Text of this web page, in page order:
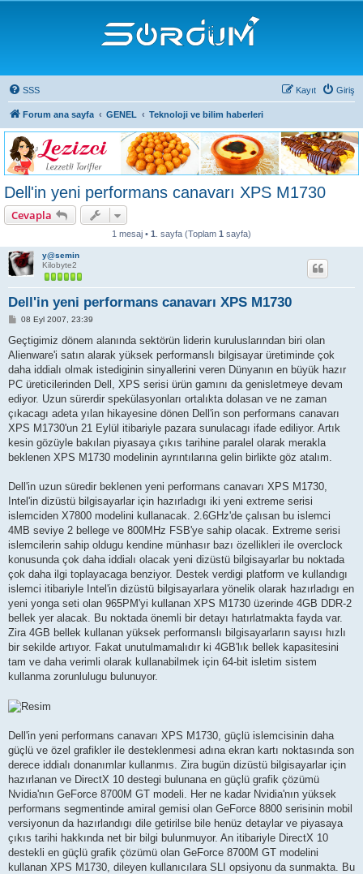
SSS Giriş
Kayıt
Forum ana sayfa GENEL Teknoloji ve bilim haberleri
Dell'in yeni performans canavarı XPS M1730
Cevapla
1 mesaj • 1 . sayfa (Toplam 1 sayfa)
y@semin
Kilobyte2
Dell'in yeni performans canavarı XPS M1730
M
s
j
08 Eyl 2007, 23:39
Geçtigimiz dönem alanında sektörün liderin kuruluslarından biri olan
Alienware'i satın alarak yüksek performanslı bilgisayar üretiminde çok
daha iddialı olmak istediginin sinyallerini veren Dünyanın en büyük hazır
PC üreticilerinden Dell, XPS serisi ürün gamını da genisletmeye devam
ediyor. Uzun sürerdir spekülasyonları ortalıkta dolasan ve ne zaman
çıkacagı adeta yılan hikayesine dönen Dell'in son performans canavarı
XPS M1730'un 21 Eylül itibariyle pazara sunulacagı ifade ediliyor. Artık
kesin gözüyle bakılan piyasaya çıkıs tarihine paralel olarak merakla
beklenen XPS M1730 modelinin ayrıntılarına gelin birlikte göz atalım.
Dell'in uzun süredir beklenen yeni performans canavarı XPS M1730,
Intel'in dizüstü bilgisayarlar için hazırladıgı iki yeni extreme serisi
islemciden X7800 modelini kullanacak. 2.6GHz'de çalısan bu islemci
4MB seviye 2 bellege ve 800MHz FSB'ye sahip olacak. Extreme serisi
islemcilerin sahip oldugu kendine münhasır bazı özellikleri ile overclock
konusunda çok daha iddialı olacak yeni dizüstü bilgisayarlar bu noktada
çok daha ilgi toplayacaga benziyor. Destek verdigi platform ve kullandıgı
islemci itibariyle Intel'in dizüstü bilgisayarlara yönelik olarak hazırladıgı en
yeni yonga seti olan 965PM'yi kullanan XPS M1730 üzerinde 4GB DDR-2
bellek yer alacak. Bu noktada önemli bir detayı hatırlatmakta fayda var.
Zira 4GB bellek kullanan yüksek performanslı bilgisayarların sayısı hızlı
bir sekilde artıyor. Fakat unutulmamalıdır ki 4GB'lık bellek kapasitesini
tam ve daha verimli olarak kullanabilmek için 64-bit isletim sistem
kullanma zorunlulugu bulunuyor.
Dell'in yeni performans canavarı XPS M1730, güçlü islemcisinin daha
güçlü ve özel grafikler ile desteklenmesi adına ekran kartı noktasında son
derece iddialı donanımlar kullanmıs. Zira bugün dizüstü bilgisayarlar için
hazırlanan ve DirectX 10 destegi bulunana en güçlü grafik çözümü
Nvidia'nın GeForce 8700M GT modeli. Her ne kadar Nvidia'nın yüksek
performans segmentinde amiral gemisi olan GeForce 8800 serisinin mobil
versiyonun da hazırlandıgı dile getirilse bile henüz detaylar ve piyasaya
çıkıs tarihi hakkında net bir bilgi bulunmuyor. An itibariyle DirectX 10
destekli en güçlü grafik çözümü olan GeForce 8700M GT modelini
kullanan XPS M1730, dileyen kullanıcılara SLI opsiyonu da sunmakta. Bu